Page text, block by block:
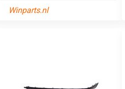
Winparts.nl